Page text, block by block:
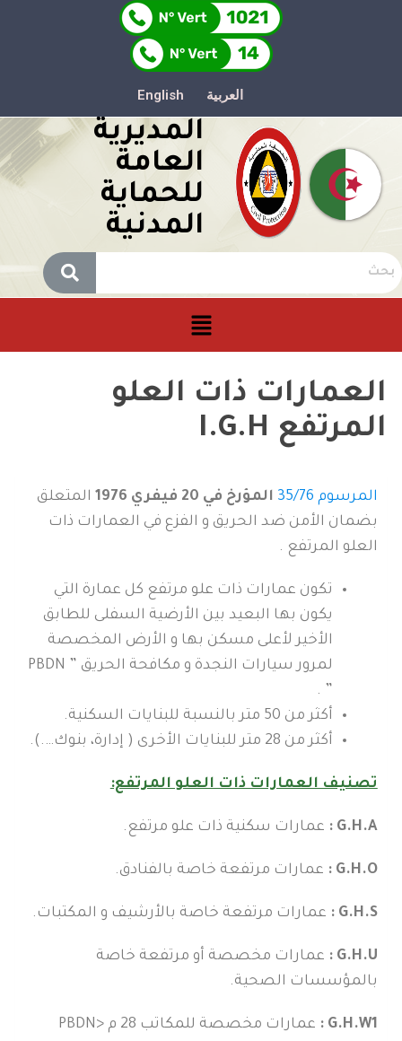
العربية English
المديرية
العامة
للحماية
المدنية
العمارات ذات العلو
المرتفع I.G.H
المرسوم 35/76 المؤرخ في 20 فيفري 1976
المتعلق
بضمان الأمن ضد الحريق و الفزع في العمارات ذات
العلو المرتفع .
تكون عمارات ذات علو مرتفع كل عمارة التي
يكون بها البعيد بين الأرضية السفلى للطابق
الأخير لأعلى مسكن بها و الأرض المخصصة
لمرور سيارات النجدة و مكافحة الحريق ” PBDN
” .
أكثر من 50 متر بالنسبة للبنايات السكنية.
أكثر من 28 متر للبنايات الأخرى ( إدارة، بنوك….).
تصنيف العمارات ذات العلو المرتفع:
G.H.A
: عمارات سكنية ذات علو مرتفع.
G.H.O
: عمارات مرتفعة خاصة بالفنادق.
G.H.S
: عمارات مرتفعة خاصة بالأرشيف و المكتبات.
G.H.U
: عمارات مخصصة أو مرتفعة خاصة
بالمؤسسات الصحية.
G.H.W1
: عمارات مخصصة للمكاتب 28 م <
PBDN